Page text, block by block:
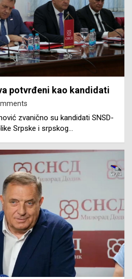
potvrđeni kao kandidati
zvanično su kandidati SNSD-
Srpske i srpskog…